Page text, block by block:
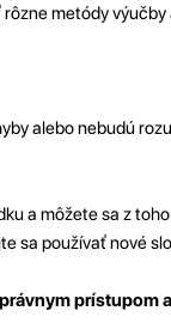
metódy
alebo nebudú
a môžete sa z
sa používať nové
prístupom